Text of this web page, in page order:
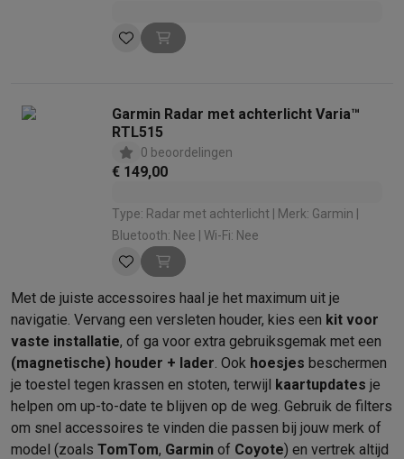
Garmin Radar met achterlicht Varia™
RTL515
0 beoordelingen
€ 149,00
Type: Radar met achterlicht | Merk: Garmin |
Bluetooth: Nee | Wi-Fi: Nee
Met de juiste accessoires haal je het maximum uit je
navigatie. Vervang een versleten houder, kies een kit voor
vaste installatie, of ga voor extra gebruiksgemak met een
(magnetische) houder + lader. Ook hoesjes beschermen
je toestel tegen krassen en stoten, terwijl kaartupdates je
helpen om up-to-date te blijven op de weg. Gebruik de filters
om snel accessoires te vinden die passen bij jouw merk of
model (zoals TomTom, Garmin of Coyote) en vertrek altijd